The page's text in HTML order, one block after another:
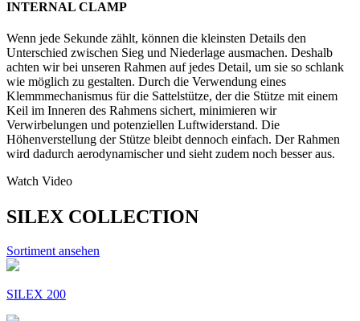
INTERNAL CLAMP
Wenn jede Sekunde zählt, können die kleinsten Details den
Unterschied zwischen Sieg und Niederlage ausmachen. Deshalb
achten wir bei unseren Rahmen auf jedes Detail, um sie so schlank
wie möglich zu gestalten. Durch die Verwendung eines
Klemmmechanismus für die Sattelstütze, der die Stütze mit einem
Keil im Inneren des Rahmens sichert, minimieren wir
Verwirbelungen und potenziellen Luftwiderstand. Die
Höhenverstellung der Stütze bleibt dennoch einfach. Der Rahmen
wird dadurch aerodynamischer und sieht zudem noch besser aus.
Watch Video
SILEX COLLECTION
Sortiment ansehen
SILEX 200